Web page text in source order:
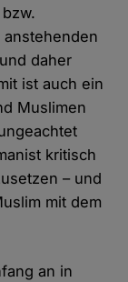
daher
ist auch ein
Muslimen
kritisch
– und
mit dem
an in